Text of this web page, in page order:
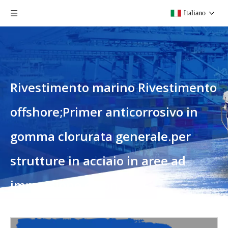
Italiano
Rivestimento marino Rivestimento
offshore;Primer anticorrosivo in
gomma clorurata generale.per
strutture in acciaio in aree ad
immersione e non.
Rivestimento offshore;Primer anticorrosivo in gomma clorurata